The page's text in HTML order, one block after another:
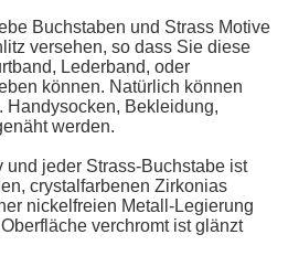
Buchstaben und Strass Motive
versehen, so dass Sie diese
Lederband, oder
können. Natürlich können
Handysocken, Bekleidung,
werden.
und jeder Strass-Buchstabe ist
crystalfarbenen Zirkonias
nickelfreien Metall-Legierung
verchromt ist glänzt